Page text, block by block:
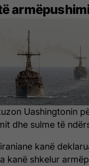
Uashingtonin
dhe sulme të
kanë
kanë shkelur